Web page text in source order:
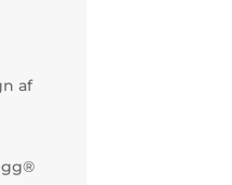
af